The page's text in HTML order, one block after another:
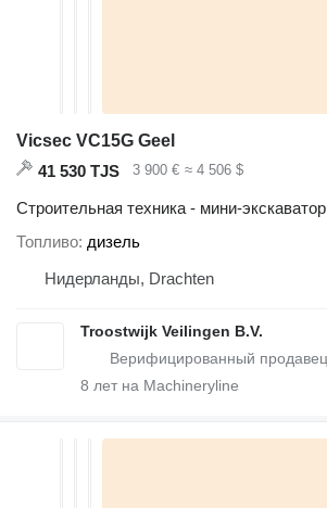
Vicsec VC15G Geel
41 530 TJS
3 900 € ≈ 4 506 $
Строительная техника - мини-экскаватор
Топливо дизель
Нидерланды, Drachten
Troostwijk Veilingen B.V.
8 лет на Machineryline